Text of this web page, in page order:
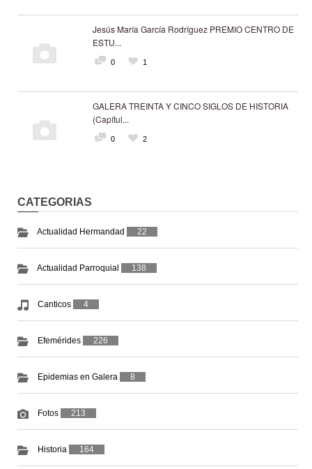
Jesús María García Rodríguez PREMIO CENTRO DE
ESTU...
0 1
GALERA TREINTA Y CINCO SIGLOS DE HISTORIA
(Capítul...
0 2
CATEGORIAS
Actualidad Hermandad 22
Actualidad Parroquial 138
Canticos 4
Efemérides 226
Epidemias en Galera 8
Fotos 213
Historia 164